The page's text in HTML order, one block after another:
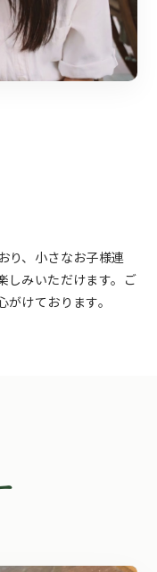
り、小さなお子様連
しみいただけます。ご
けております。